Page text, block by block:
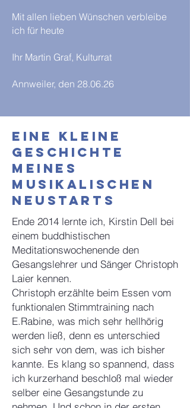
Mit allen lieben Wünschen verbleibe
ich für heute
Ihr Martin Graf, Kulturrat
Annweiler, den 28.06.26
Eine kleine
Geschichte
meines
musikalischen
Neustarts
Ende 2014 lernte ich, Kirstin Dell bei
einem buddhistischen
Meditationswochenende den
Gesangslehrer und Sänger Christoph
Laier kennen.
Christoph erzählte beim Essen vom
funktionalen Stimmtraining nach
E.Rabine, was mich sehr hellhörig
werden ließ, denn es unterschied
sich sehr von dem, was ich bisher
kannte. Es klang so spannend, dass
ich kurzerhand beschloß mal wieder
selber eine Gesangstunde zu